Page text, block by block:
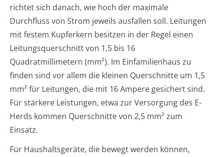
richtet sich danach, wie hoch der maximale
Durchfluss von Strom jeweils ausfallen soll. Leitungen
mit festem Kupferkern besitzen in der Regel einen
Leitungsquerschnitt von 1,5 bis 16
Quadratmillimetern (mm²). Im Einfamilienhaus zu
finden sind vor allem die kleinen Querschnitte um 1,5
mm² für Leitungen, die mit 16 Ampere gesichert sind.
Für stärkere Leistungen, etwa zur Versorgung des E-
Herds kommen Querschnitte von 2,5 mm² zum
Einsatz.
Für Haushaltsgeräte, die bewegt werden können,